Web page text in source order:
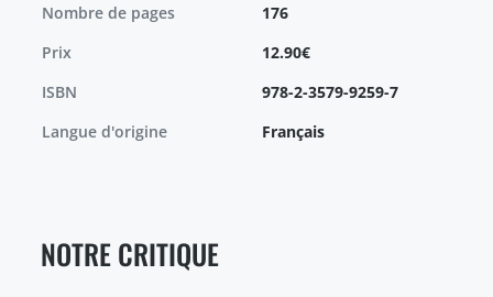
Nombre de pages
176
Prix
12.90€
ISBN
978-2-3579-9259-7
Langue d'origine
Français
NOTRE CRITIQUE